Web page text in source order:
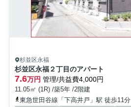
杉並区永福
杉並区永福２丁目のアパート
7.6万円 管理/共益費4,000円
11.05㎡ (1R) /築5年 /2階建
東急世田谷線「下高井戸」駅 徒歩11分